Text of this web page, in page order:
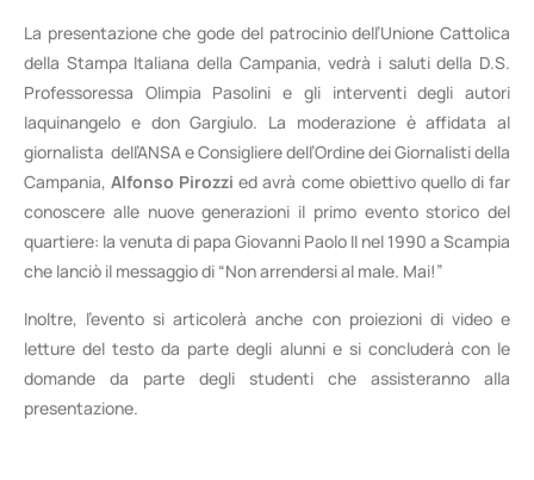
La presentazione che gode del patrocinio dell’Unione Cattolica
della Stampa Italiana della Campania, vedrà i saluti della D.S.
Professoressa Olimpia Pasolini e gli interventi degli autori
Iaquinangelo e don Gargiulo. La moderazione è affidata al
giornalista dell’ANSA e Consigliere dell’Ordine dei Giornalisti della
Campania,Alfonso Pirozzi ed avrà come obiettivo quello di far
conoscere alle nuove generazioni il primo evento storico del
quartiere: la venuta di papa Giovanni Paolo II nel 1990 a Scampia
che lanciò il messaggio di “Non arrendersi al male. Mai!”
Inoltre, l’evento si articolerà anche con proiezioni di video e
letture del testo da parte degli alunni e si concluderà con le
domande da parte degli studenti che assisteranno alla
presentazione.